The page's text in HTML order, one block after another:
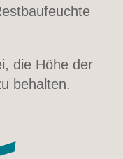
die Höhe der
behalten.